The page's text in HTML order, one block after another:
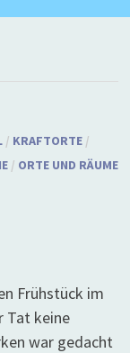
/ KRAFTORTE/
/ ORTE UND RÄUME
Frühstück im
Tat keine
war gedacht